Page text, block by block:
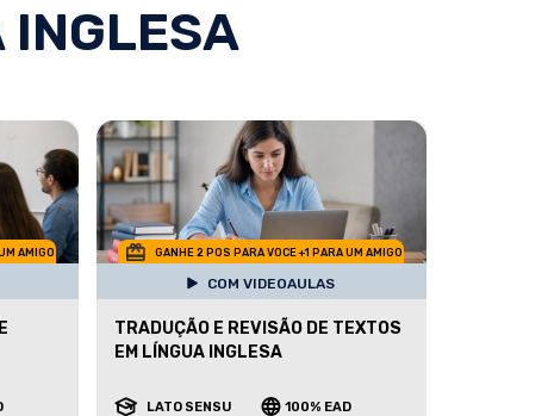
INGLESA
AMIGO GANHE 2 POS PARA VOCE +1 PARA UM AMIGO
COM VIDEOAULAS
TRADUÇÃO E REVISÃO DE TEXTOS
EM LÍNGUA INGLESA
LATO SENSU 100% EAD